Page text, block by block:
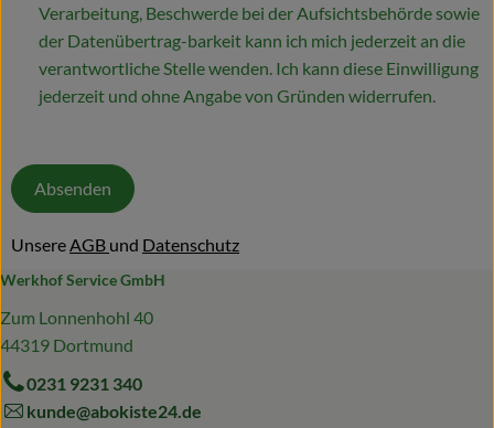
Verarbeitung, Beschwerde bei der Aufsichtsbehörde sowie
der Datenübertrag-barkeit kann ich mich jederzeit an die
verantwortliche Stelle wenden. Ich kann diese Einwilligung
jederzeit und ohne Angabe von Gründen widerrufen.
Absenden
UnsereAGB und Datenschutz
Werkhof Service GmbH
Zum Lonnenhohl 40
44319 Dortmund
0231 9231 340
kunde@abokiste24.de